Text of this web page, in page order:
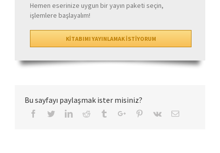
Hemen eserinize uygun bir yayın paketi seçin,
işlemlere başlayalım!
KİTABIMI YAYINLAMAK İSTİYORUM
Bu sayfayı paylaşmak ister misiniz?